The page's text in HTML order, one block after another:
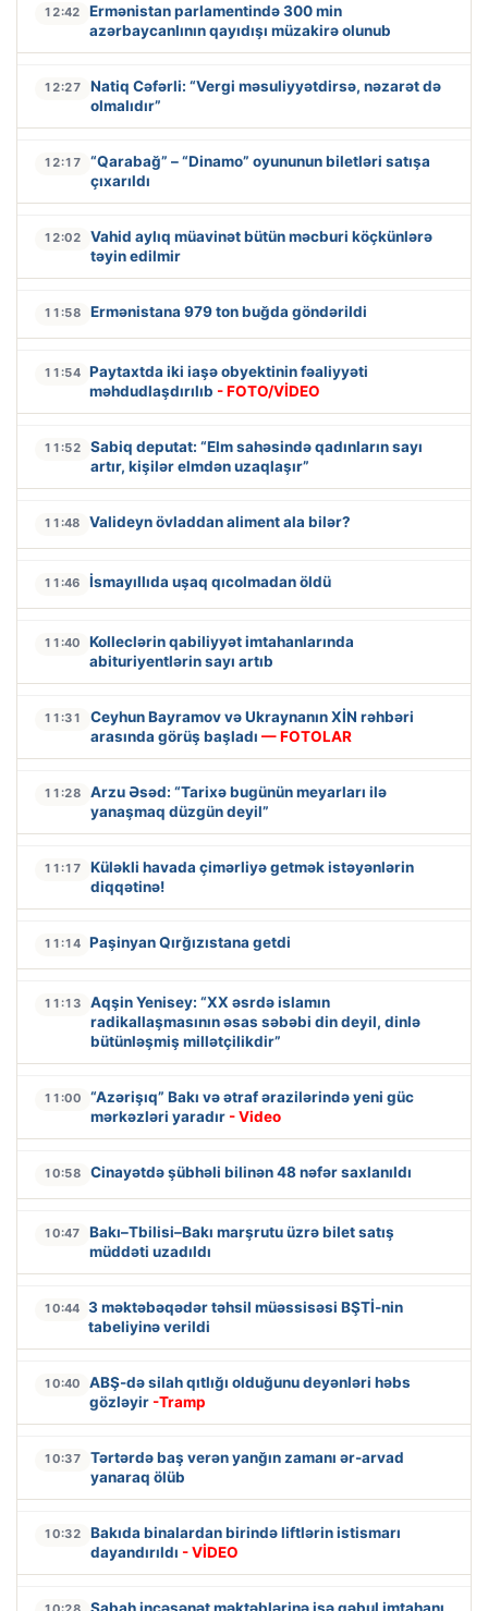
12:42
Ermənistan parlamentində 300 min
azərbaycanlının qayıdışı müzakirə olunub
12:27
Natiq Cəfərli: “Vergi məsuliyyətdirsə, nəzarət də
olmalıdır”
12:17
“Qarabağ” – “Dinamo” oyununun biletləri satışa
çıxarıldı
12:02
Vahid aylıq müavinət bütün məcburi köçkünlərə
təyin edilmir
11:58 Ermənistana 979 ton buğda göndərildi
11:54 Paytaxtda iki iaşə obyektinin fəaliyyəti
məhdudlaşdırılıb - FOTO/VİDEO
11:52
Sabiq deputat: “Elm sahəsində qadınların sayı
artır, kişilər elmdən uzaqlaşır”
11:48 Valideyn övladdan aliment ala bilər?
11:46 İsmayıllıda uşaq qıcolmadan öldü
11:40
Kolleclərin qabiliyyət imtahanlarında
abituriyentlərin sayı artıb
11:31
Ceyhun Bayramov və Ukraynanın XİN rəhbəri
arasında görüş başladı — FOTOLAR
11:28
Arzu Əsəd: “Tarixə bugünün meyarları ilə
yanaşmaq düzgün deyil”
11:17
Küləkli havada çimərliyə getmək istəyənlərin
diqqətinə!
11:14 Paşinyan Qırğızıstana getdi
11:13
Aqşin Yenisey: “XX əsrdə islamın
radikallaşmasının əsas səbəbi din deyil, dinlə
bütünləşmiş millətçilikdir”
11:00
“Azərişıq” Bakı və ətraf ərazilərində yeni güc
mərkəzləri yaradır - Video
10:58 Cinayətdə şübhəli bilinən 48 nəfər saxlanıldı
10:47
Bakı–Tbilisi–Bakı marşrutu üzrə bilet satış
müddəti uzadıldı
10:44 3 məktəbəqədər təhsil müəssisəsi BŞTİ-nin
tabeliyinə verildi
10:40
ABŞ-də silah qıtlığı olduğunu deyənləri həbs
gözləyir -Tramp
10:37
Tərtərdə baş verən yanğın zamanı ər-arvad
yanaraq ölüb
10:32
Bakıda binalardan birində liftlərin istismarı
dayandırıldı - VİDEO